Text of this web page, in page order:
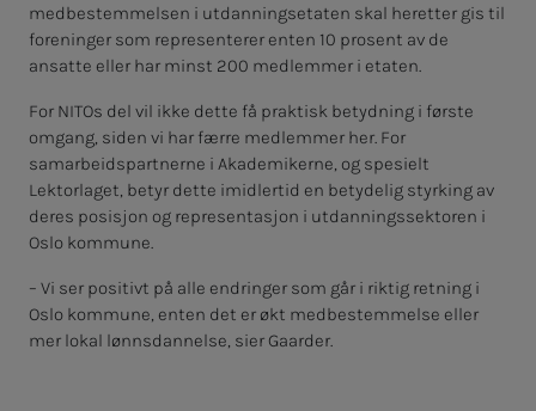
medbestemmelsen i utdanningsetaten skal heretter gis til
foreninger som representerer enten 10 prosent av de
ansatte eller har minst 200 medlemmer i etaten.
For NITOs del vil ikke dette få praktisk betydning i første
omgang, siden vi har færre medlemmer her. For
samarbeidspartnerne i Akademikerne, og spesielt
Lektorlaget, betyr dette imidlertid en betydelig styrking av
deres posisjon og representasjon i utdanningssektoren i
Oslo kommune.
– Vi ser positivt på alle endringer som går i riktig retning i
Oslo kommune, enten det er økt medbestemmelse eller
mer lokal lønnsdannelse, sier Gaarder.